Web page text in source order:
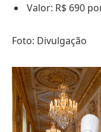
Valor: R$ 690
Foto: Divulgação